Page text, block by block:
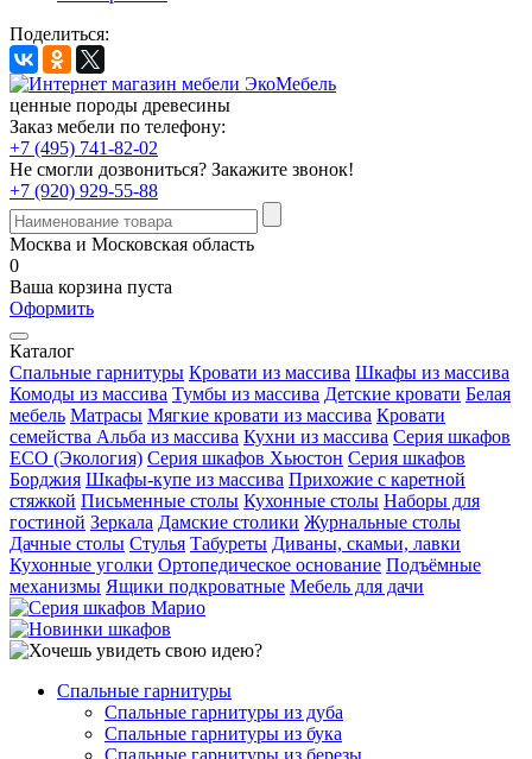
Поделиться:
ценные породы древесины
Заказ мебели по телефону:
+7 (495) 741-82-02
Не смогли дозвониться? Закажите звонок!
+7 (920) 929-55-88
Москва и Московская область
0
Ваша корзина пуста
Оформить
Каталог
Спальные гарнитуры Кровати из массива Шкафы из массива
Комоды из массива Тумбы из массива Детские кровати Белая
мебель Матрасы Мягкие кровати из массива Кровати
семейства Альба из массива Кухни из массива Серия шкафов
ECO (Экология) Серия шкафов Хьюстон Серия шкафов
Борджия Шкафы-купе из массива Прихожие с каретной
стяжкой Письменные столы Кухонные столы Наборы для
гостиной Зеркала Дамские столики Журнальные столы
Дачные столы Стулья Табуреты Диваны, скамьи, лавки
Кухонные уголки Ортопедическое основание Подъёмные
механизмы Ящики подкроватные Мебель для дачи
Спальные гарнитуры
Спальные гарнитуры из дуба
Спальные гарнитуры из бука
Спальные гарнитуры из березы